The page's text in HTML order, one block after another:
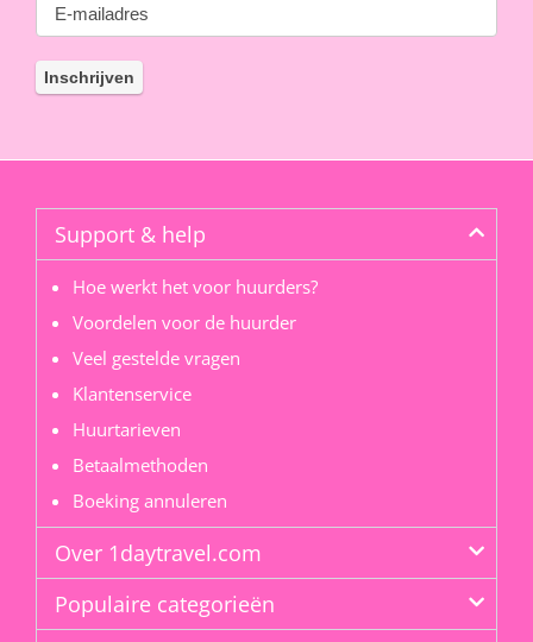
Support & help
Hoe werkt het voor huurders?
Voordelen voor de huurder
Veel gestelde vragen
Klantenservice
Huurtarieven
Betaalmethoden
Boeking annuleren
Over 1daytravel.com
Populaire categorieën